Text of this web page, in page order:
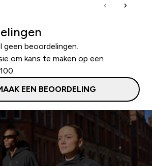
geen beoordelingen.
om kans te maken op een
EEN BEOORDELING